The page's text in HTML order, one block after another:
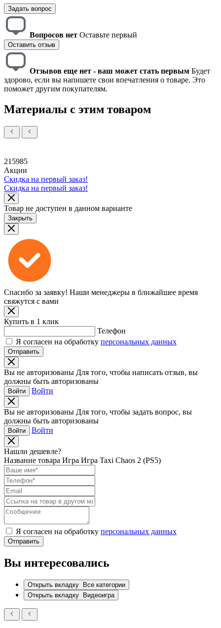
Задать вопрос
Вопросов нет Оставьте первый
Оставить отзыв
Отзывов еще нет - ваш может стать первым Будет
здорово, если вы напишете свои впечатления о товаре. Это
поможет другим покупателям.
Материалы с этим товаром
215985
Акции
Скидка на первый заказ!
Скидка на первый заказ!
Товар не доступен в данном варианте
Закрыть
Спасибо за заявку! Наши менеджеры в ближайшее время
свяжутся с вами
Купить в 1 клик
Телефон
Я согласен на обработку персональных данных
Отправить
Вы не авторизованы Для того, чтобы написать отзыв, вы
должны быть авторизованы
Войти Войти
Вы не авторизованы Для того, чтобы задать вопрос, вы
должны быть авторизованы
Войти Войти
Нашли дешевле?
Название товара Игра Игра Taxi Chaos 2 (PS5)
Я согласен на обработку персональных данных
Отправить
Вы интересовались
Открыть вкладку
Все категории
Открыть вкладку
Видеоигра